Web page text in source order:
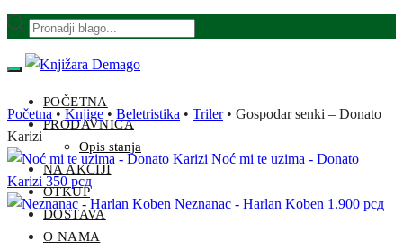
Skip
navigation
Skip
content
Products
POČETNA
PRODAVNICA
Opis stanja
NA AKCIJI
OTKUP
DOSTAVA
O NAMA
Početna • Knjige • Beletristika • Triler• Gospodar senki – Donato
Karizi
Noć mi te uzima - Donato
Karizi 350 рсд
Neznanac - Harlan Koben 1.900 рсд